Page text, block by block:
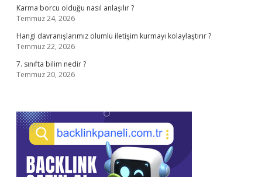
Karma borcu olduğu nasıl anlaşılır ?
Temmuz 24, 2026
Hangi davranışlarımız olumlu iletişim kurmayı kolaylaştırır ?
Temmuz 22, 2026
7. sınıfta bilim nedir ?
Temmuz 20, 2026